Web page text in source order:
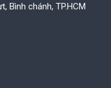
Bình chánh, TP.HCM